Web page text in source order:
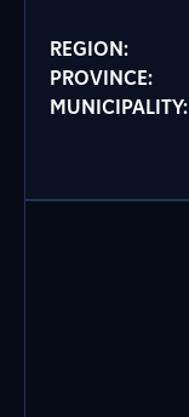
REGION:
PROVINCE:
MUNICIPALITY: